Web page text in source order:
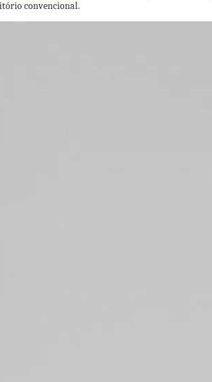
convencional.